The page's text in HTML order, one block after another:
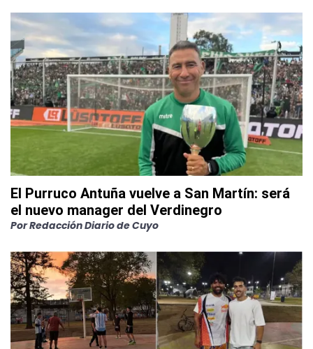
El Purruco Antuña vuelve a San Martín: será
el nuevo manager del Verdinegro
PorRedacción Diario de Cuyo